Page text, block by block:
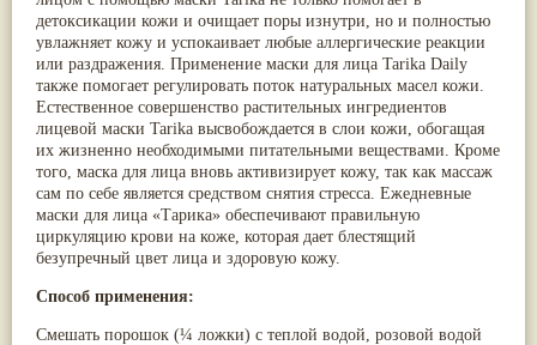
детоксикации кожи и очищает поры изнутри, но и полностью
увлажняет кожу и успокаивает любые аллергические реакции
или раздражения. Применение маски для лица Tarika Daily
также помогает регулировать поток натуральных масел кожи.
Естественное совершенство растительных ингредиентов
лицевой маски Tarika высвобождается в слои кожи, обогащая
их жизненно необходимыми питательными веществами. Кроме
того, маска для лица вновь активизирует кожу, так как массаж
сам по себе является средством снятия стресса. Ежедневные
маски для лица «Тарика» обеспечивают правильную
циркуляцию крови на коже, которая дает блестящий
безупречный цвет лица и здоровую кожу.
Способ применения:
Смешать порошок (¼ ложки) с теплой водой, розовой водой
Мурва(9)
Птерокарпус мешковидный(9)
Юстиция сосудистая/Васака(9)
Жасмин(8)
Каранджа(8)
Касторовое масло(8)
Кутаки(8)
Мята(8)
Пушкара(8)
more...